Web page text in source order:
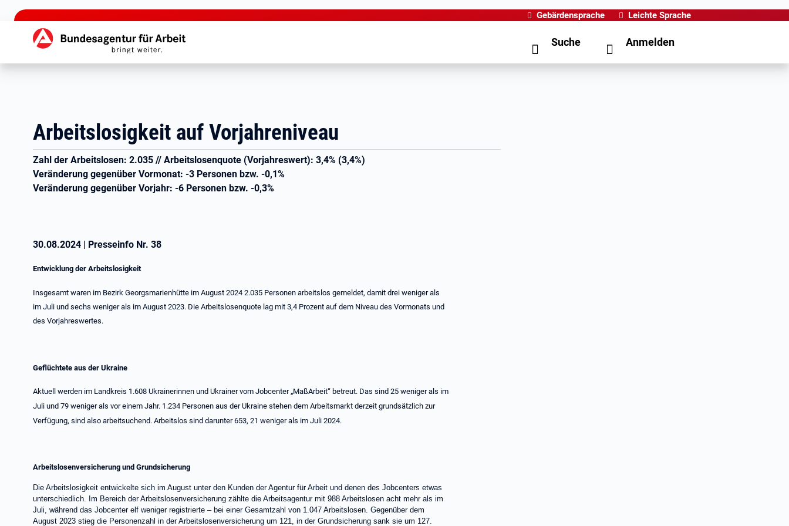
zu den Hauptinhalten springen
Gebärdensprache Leichte Sprache
Hauptnavigation Suche Anmelden
Arbeitslosigkeit auf Vorjahreniveau
Zahl der Arbeitslosen: 2.035 // Arbeitslosenquote (Vorjahreswert): 3,4% (3,4%)
Veränderung gegenüber Vormonat: -3 Personen bzw. -0,1%
Veränderung gegenüber Vorjahr: -6 Personen bzw. -0,3%
30.08.2024 | Presseinfo Nr. 38
Entwicklung der Arbeitslosigkeit
Insgesamt waren im Bezirk Georgsmarienhütte im August 2024 2.035 Personen arbeitslos gemeldet, damit drei weniger als
im Juli und sechs weniger als im August 2023. Die Arbeitslosenquote lag mit 3,4 Prozent auf dem Niveau des Vormonats und
des Vorjahreswertes.
Geflüchtete aus der Ukraine
Aktuell werden im Landkreis 1.608 Ukrainerinnen und Ukrainer vom Jobcenter „MaßArbeit“ betreut. Das sind 25 weniger als im
Juli und 79 weniger als vor einem Jahr. 1.234 Personen aus der Ukraine stehen dem Arbeitsmarkt derzeit grundsätzlich zur
Verfügung, sind also arbeitsuchend. Arbeitslos sind darunter 653, 21 weniger als im Juli 2024.
Arbeitslosenversicherung und Grundsicherung
Die Arbeitslosigkeit entwickelte sich im August unter den Kunden der Agentur für Arbeit und denen des Jobcenters etwas
unterschiedlich. Im Bereich der Arbeitslosenversicherung zählte die Arbeitsagentur mit 988 Arbeitslosen acht mehr als im
Juli, während das Jobcenter elf weniger registrierte – bei einer Gesamtzahl von 1.047 Arbeitslosen. Gegenüber dem
August 2023 stieg die Personenzahl in der Arbeitslosenversicherung um 121, in der Grundsicherung sank sie um 127.